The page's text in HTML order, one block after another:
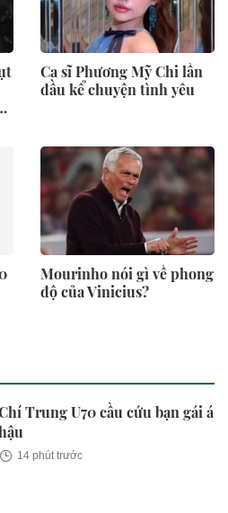
Ca sĩ Phương Mỹ Chi lần
đầu kể chuyện tình yêu
Mourinho nói gì về phong
độ của Vinicius?
Trung U70 cầu cứu bạn gái á
14 phút trước